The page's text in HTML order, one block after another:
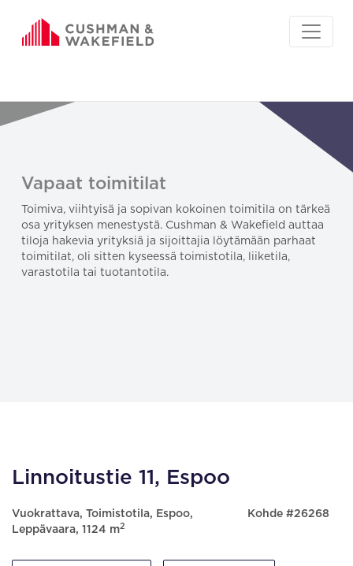
Vapaat toimitilat
Toimiva, viihtyisä ja sopivan kokoinen toimitila on tärkeä
osa yrityksen menestystä. Cushman & Wakefield auttaa
tiloja hakevia yrityksiä ja sijoittajia löytämään parhaat
toimitilat, oli sitten kyseessä toimistotila, liiketila,
varastotila tai tuotantotila.
Linnoitustie 11, Espoo
Vuokrattava, Toimistotila, Espoo,
Leppävaara, 1124 m2
Kohde #26268